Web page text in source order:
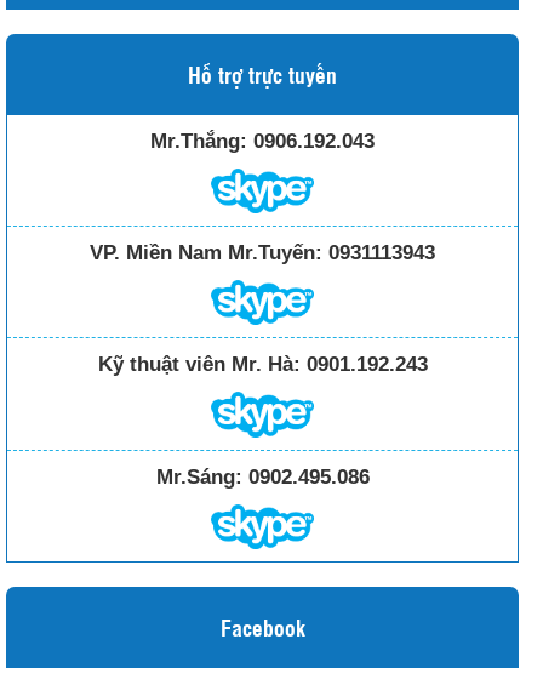
Hỗ trợ trực tuyến
Mr.Thắng: 0906.192.043
VP. Miền Nam Mr.Tuyến: 0931113943
Kỹ thuật viên Mr. Hà: 0901.192.243
Mr.Sáng: 0902.495.086
Facebook